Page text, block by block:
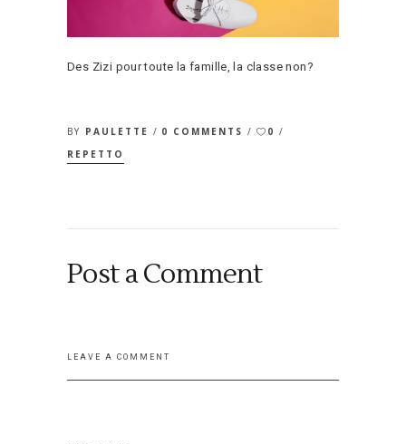
Des Zizi pour toute la famille, la classe non?
BY PAULETTE 0 COMMENTS
0
REPETTO
Post a Comment